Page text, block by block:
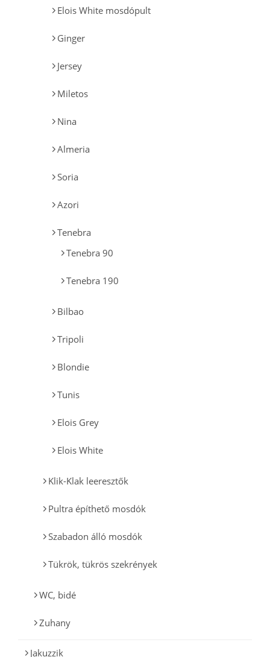
Elois White mosdópult
Ginger
Jersey
Miletos
Nina
Almeria
Soria
Azori
Tenebra
Tenebra 90
Tenebra 190
Bilbao
Tripoli
Blondie
Tunis
Elois Grey
Elois White
Klik-Klak leeresztők
Pultra építhető mosdók
Szabadon álló mosdók
Tükrök, tükrös szekrények
WC, bidé
Zuhany
Jakuzzik